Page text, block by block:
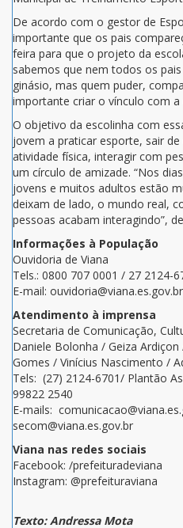
De acordo com o gestor de
importante que os pais
feira para que o projeto da
sabemos que nem todos os
ginásio, mas quem puder,
importante criar o vínculo com a
O objetivo da escolinha com
jovem a praticar esporte, sair
atividade física, interagir com
um círculo de amizade. “Nos
jovens e muitos adultos estão
deixam de lado, o mundo real,
pessoas acabam interagindo”,
Informações à População
Ouvidoria de Viana
Tels.: 0800 707 0001 / 27 2124-
E-mail: ouvidoria@viana.es.gov.br
Atendimento à imprensa
Secretaria de Comunicação,
Daniele Bolonha / Geiza
Gomes / Vinícius Nascimento /
Tels: (27) 2124-6701/ Plantão
99822 2540
E-mails:
secom@viana.es.gov.br
Viana nas redes sociais
Facebook: /prefeituradeviana
Instagram: @prefeituraviana
Texto: Andressa Mota